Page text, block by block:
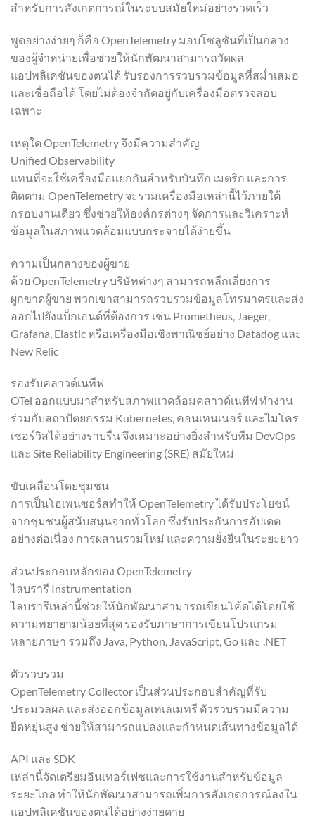
สำหรับการสังเกตการณ์ในระบบสมัยใหม่อย่างรวดเร็ว
พูดอย่างง่ายๆ ก็คือ OpenTelemetry มอบโซลูชันที่เป็นกลาง
ของผู้จำหน่ายเพื่อช่วยให้นักพัฒนาสามารถวัดผล
แอปพลิเคชันของตนได้ รับรองการรวบรวมข้อมูลที่สม่ำเสมอ
และเชื่อถือได้ โดยไม่ต้องจำกัดอยู่กับเครื่องมือตรวจสอบ
เฉพาะ
เหตุใด OpenTelemetry จึงมีความสำคัญ
Unified Observability
แทนที่จะใช้เครื่องมือแยกกันสำหรับบันทึก เมตริก และการ
ติดตาม OpenTelemetry จะรวมเครื่องมือเหล่านี้ไว้ภายใต้
กรอบงานเดียว ซึ่งช่วยให้องค์กรต่างๆ จัดการและวิเคราะห์
ข้อมูลในสภาพแวดล้อมแบบกระจายได้ง่ายขึ้น
ความเป็นกลางของผู้ขาย
ด้วย OpenTelemetry บริษัทต่างๆ สามารถหลีกเลี่ยงการ
ผูกขาดผู้ขาย พวกเขาสามารถรวบรวมข้อมูลโทรมาตรและส่ง
ออกไปยังแบ็กเอนด์ที่ต้องการ เช่น Prometheus, Jaeger,
Grafana, Elastic หรือเครื่องมือเชิงพาณิชย์อย่าง Datadog และ
New Relic
รองรับคลาวด์เนทีฟ
OTel ออกแบบมาสำหรับสภาพแวดล้อมคลาวด์เนทีฟ ทำงาน
ร่วมกับสถาปัตยกรรม Kubernetes, คอนเทนเนอร์ และไมโคร
เซอร์วิสได้อย่างราบรื่น จึงเหมาะอย่างยิ่งสำหรับทีม DevOps
และ Site Reliability Engineering (SRE) สมัยใหม่
ขับเคลื่อนโดยชุมชน
การเป็นโอเพนซอร์สทำให้ OpenTelemetry ได้รับประโยชน์
จากชุมชนผู้สนับสนุนจากทั่วโลก ซึ่งรับประกันการอัปเดต
อย่างต่อเนื่อง การผสานรวมใหม่ และความยั่งยืนในระยะยาว
ส่วนประกอบหลักของ OpenTelemetry
ไลบรารี Instrumentation
ไลบรารีเหล่านี้ช่วยให้นักพัฒนาสามารถเขียนโค้ดได้โดยใช้
ความพยายามน้อยที่สุด รองรับภาษาการเขียนโปรแกรม
หลายภาษา รวมถึง Java, Python, JavaScript, Go และ .NET
ตัวรวบรวม
OpenTelemetry Collector เป็นส่วนประกอบสำคัญที่รับ
ประมวลผล และส่งออกข้อมูลเทเลเมทรี ตัวรวบรวมมีความ
ยืดหยุ่นสูง ช่วยให้สามารถแปลงและกำหนดเส้นทางข้อมูลได้
API และ SDK
เหล่านี้จัดเตรียมอินเทอร์เฟซและการใช้งานสำหรับข้อมูล
ระยะไกล ทำให้นักพัฒนาสามารถเพิ่มการสังเกตการณ์ลงใน
แอปพลิเคชันของตนได้อย่างง่ายดาย